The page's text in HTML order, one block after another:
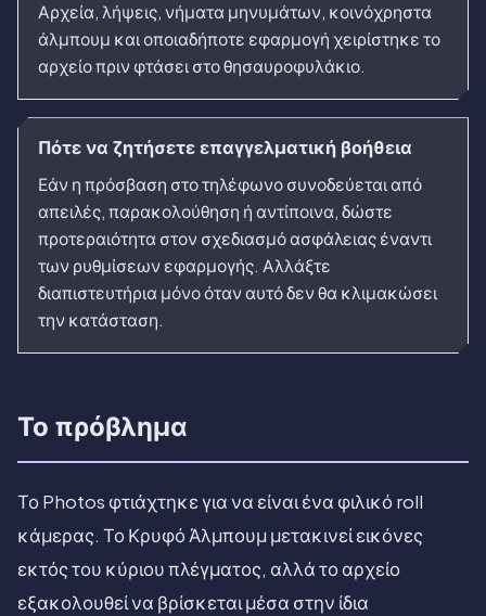
Αρχεία, λήψεις, νήματα μηνυμάτων, κοινόχρηστα
άλμπουμ και οποιαδήποτε εφαρμογή χειρίστηκε το
αρχείο πριν φτάσει στο θησαυροφυλάκιο.
Πότε να ζητήσετε επαγγελματική βοήθεια
Εάν η πρόσβαση στο τηλέφωνο συνοδεύεται από
απειλές, παρακολούθηση ή αντίποινα, δώστε
προτεραιότητα στον σχεδιασμό ασφάλειας έναντι
των ρυθμίσεων εφαρμογής. Αλλάξτε
διαπιστευτήρια μόνο όταν αυτό δεν θα κλιμακώσει
την κατάσταση.
Το πρόβλημα
Το Photos φτιάχτηκε για να είναι ένα φιλικό roll
κάμερας. Το Κρυφό Άλμπουμ μετακινεί εικόνες
εκτός του κύριου πλέγματος, αλλά το αρχείο
εξακολουθεί να βρίσκεται μέσα στην ίδια